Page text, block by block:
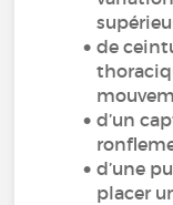
de
d’un
d’une
placer